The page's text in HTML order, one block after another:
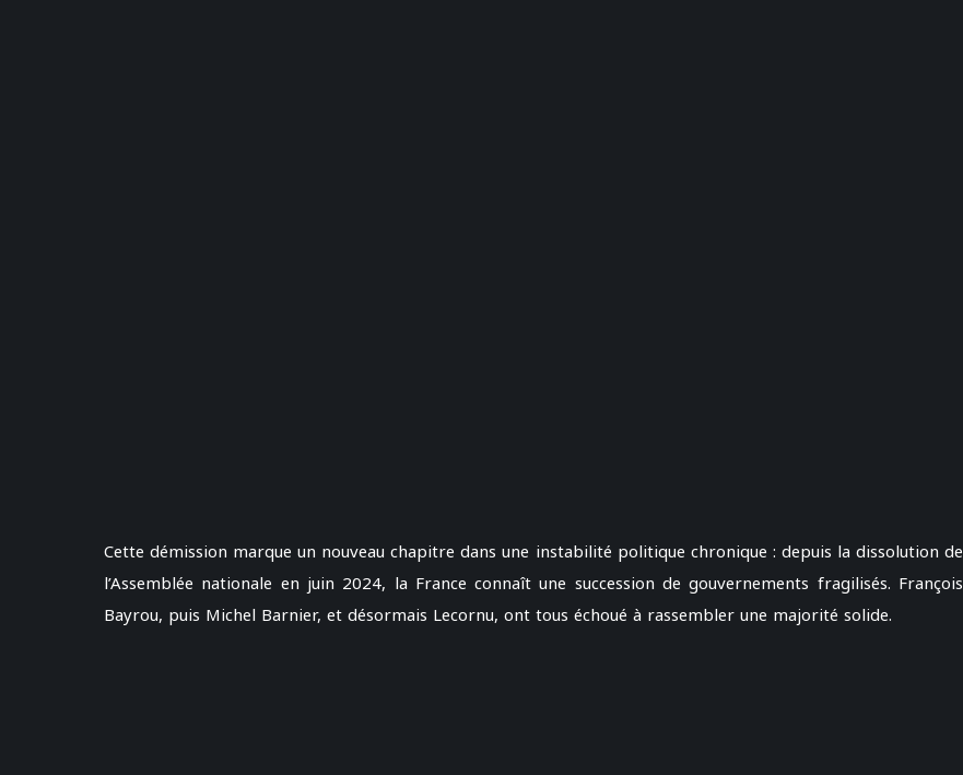
Cette démission marque un nouveau chapitre dans une instabilité politique chronique : depuis la dissolution de
l’Assemblée nationale en juin 2024, la France connaît une succession de gouvernements fragilisés. François
Bayrou, puis Michel Barnier, et désormais Lecornu, ont tous échoué à rassembler une majorité solide.